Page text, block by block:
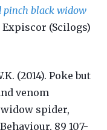
pinch black widow
Expiscor (Scilogs)
(2014). Poke but
venom
spider,
89 107-